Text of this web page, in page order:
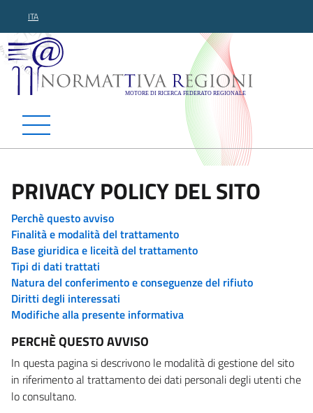
ITA
Normattiva Regioni -
PRIVACY POLICY DEL SITO
Perchè questo avviso
Finalità e modalità del trattamento
Base giuridica e liceità del trattamento
Tipi di dati trattati
Natura del conferimento e conseguenze del rifiuto
Diritti degli interessati
Modifiche alla presente informativa
PERCHÈ QUESTO AVVISO
In questa pagina si descrivono le modalità di gestione del sito
in riferimento al trattamento dei dati personali degli utenti che
lo consultano.